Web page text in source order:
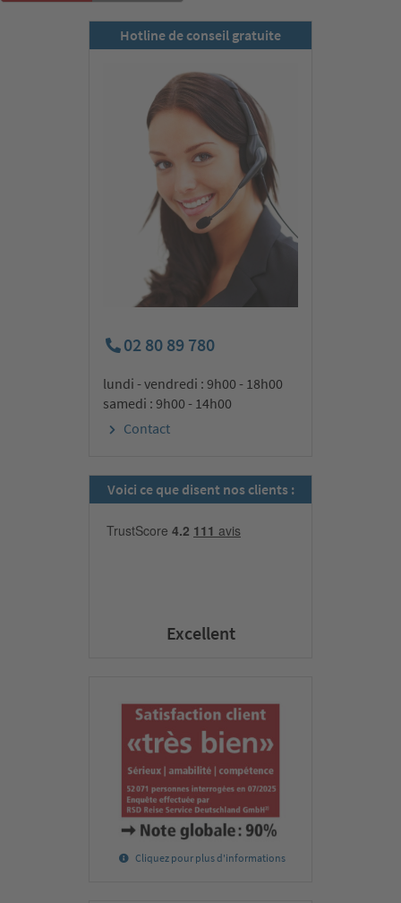
Hotline de conseil gratuite
02 80 89 780
lundi - vendredi : 9h00 - 18h00
samedi : 9h00 - 14h00
Contact
Voici ce que disent nos clients :
Excellent
Cliquez pour plus d'informations